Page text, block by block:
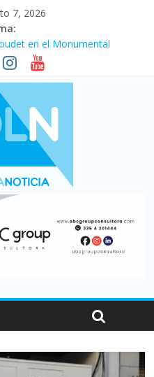
7, 2026
en julio: bajó un 12,6%
en el Monumental
alto en dos décadas y ya
Fe
kioscos: el sector
y consumo
viajaron por el país, un 5,9%